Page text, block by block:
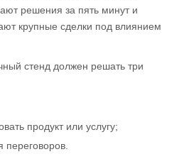
решения за пять минут и
крупные сделки под влиянием
стенд должен решать три
продукт или услугу;
переговоров.